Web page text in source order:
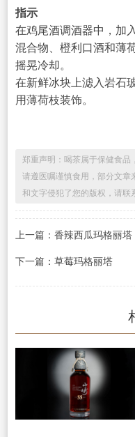
指示
在鸡尾酒调酒器中，加
混合物、橙利口酒和薄
摇晃冷却。
在新鲜冰块上滤入岩石玻
用薄荷枝装饰。
郑重声明：喝茶属于保健食品
请遵医嘱谨慎食用，部分文章
和文字侵犯了您的版权，请联
上一篇：香辣西瓜玛格丽塔
下一篇：草莓玛格丽塔